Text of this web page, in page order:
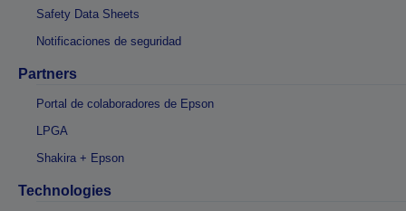
Safety Data Sheets
Notificaciones de seguridad
Partners
Portal de colaboradores de Epson
LPGA
Shakira + Epson
Technologies